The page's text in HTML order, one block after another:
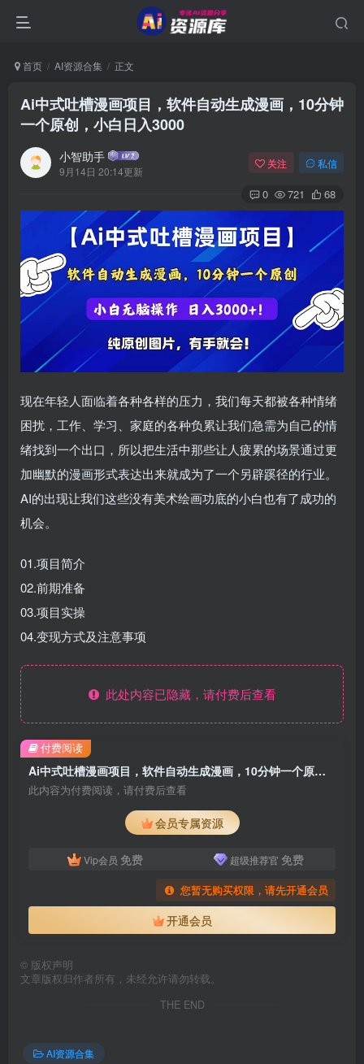
首页 AI资源合集 正文
Ai中式吐槽漫画项目，软件自动生成漫画，10分钟
一个原创，小白日入3000
小智助手
9月14日 20:14更新
关注 私信
0 721 68
现在年轻人面临着各种各样的压力，我们每天都被各种情绪
困扰，工作、学习、家庭的各种负累让我们急需为自己的情
绪找到一个出口，所以把生活中那些让人疲累的场景通过更
加幽默的漫画形式表达出来就成为了一个另辟蹊径的行业。
AI的出现让我们这些没有美术绘画功底的小白也有了成功的
机会。
01.项目简介
02.前期准备
03.项目实操
04.变现方式及注意事项
此处内容已隐藏，请付费后查看
Ai中式吐槽漫画项目，软件自动生成漫画，10分钟一个原创，小白日入3000
此内容为付费阅读，请付费后查看
会员专属资源
Vip会员 免费 超级推荐官 免费
您暂无购买权限，请先开通会员
开通会员
付费阅读
© 版权声明
文章版权归作者所有，未经允许请勿转载。
THE END
AI资源合集